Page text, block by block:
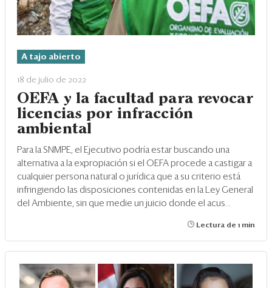
A tajo abierto
18 de julio de 2022
OEFA y la facultad para revocar
licencias por infracción
ambiental
Para la SNMPE, el Ejecutivo podría estar buscando una
alternativa a la expropiación si el OEFA procede a castigar a
cualquier persona natural o jurídica que a su criterio está
infringiendo las disposiciones contenidas en la Ley General
del Ambiente, sin que medie un juicio donde el acus...
Lectura de 1 min